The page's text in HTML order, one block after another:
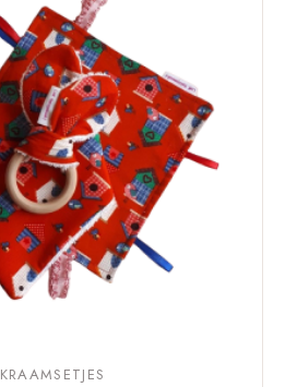
KRAAMSETJES